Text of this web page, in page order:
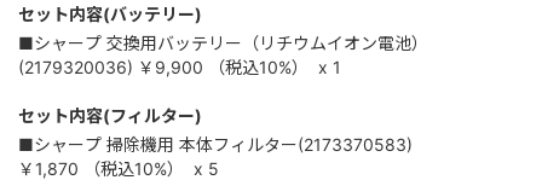
セット内容(バッテリー)
■シャープ 交換用バッテリー（リチウムイオン電池）
(2179320036) ￥9,900 （税込10%） x 1
セット内容(フィルター)
■シャープ 掃除機用 本体フィルター(2173370583)
￥1,870
（税込10%） x 5